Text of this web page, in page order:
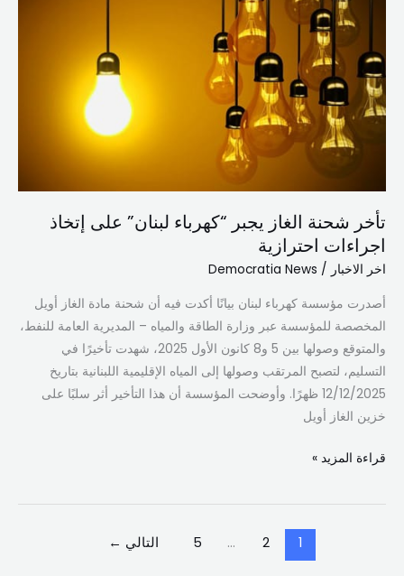
تأخر شحنة الغاز يجبر “كهرباء لبنان” على إتخاذ
اجراءات احترازية
اخر الاخبار /
Democratia News
أصدرت مؤسسة كهرباء لبنان بيانًا أكدت فيه أن شحنة مادة الغاز أويل
المخصصة للمؤسسة عبر وزارة الطاقة والمياه – المديرية العامة للنفط،
والمتوقع وصولها بين 5 و8 كانون الأول 2025، شهدت تأخيرًا في
التسليم، لتصبح المرتقب وصولها إلى المياه الإقليمية اللبنانية بتاريخ
12/12/2025 ظهرًا. وأوضحت المؤسسة أن هذا التأخير أثر سلبًا على
خزين الغاز أويل
يجبر
“كهرباء
لبنان”
على
احترازية
قراءة المزيد »
1
2
…
5 التالي ←